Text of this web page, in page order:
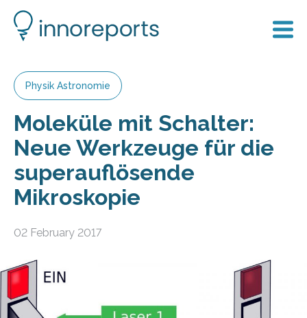
Physik Astronomie
Moleküle mit Schalter:
Neue Werkzeuge für die
superauflösende
Mikroskopie
02 February 2017